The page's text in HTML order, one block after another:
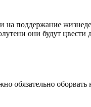
поддержание
они будут цвести
обязательно